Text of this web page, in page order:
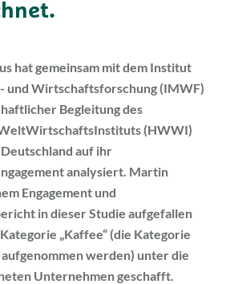
hat gemeinsam mit dem Institut
und Wirtschaftsforschung (IMWF)
Begleitung des
(HWWI)
auf ihr
analysiert. Martin
Engagement und
in dieser Studie aufgefallen
„Kaffee“ (die Kategorie
aufgenommen werden) unter die
Unternehmen geschafft.